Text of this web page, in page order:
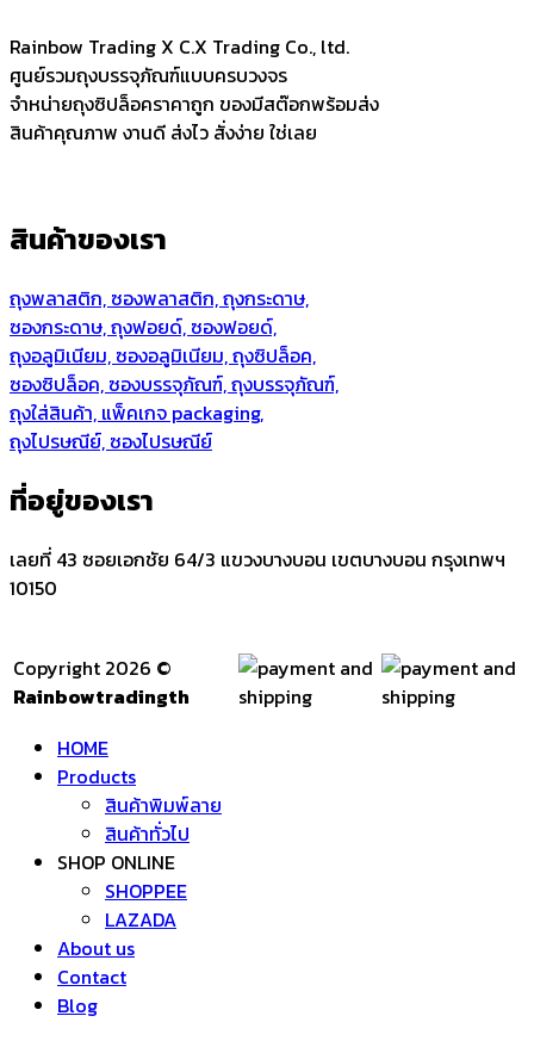
Rainbow Trading X C.X Trading Co., ltd.
ศูนย์รวมถุงบรรจุภัณฑ์แบบครบวงจร
จำหน่ายถุงซิปล็อคราคาถูก ของมีสต๊อกพร้อมส่ง
สินค้าคุณภาพ งานดี ส่งไว สั่งง่าย ใช่เลย
สินค้าของเรา
ถุงพลาสติก, ซองพลาสติก, ถุงกระดาษ,
ซองกระดาษ, ถุงฟอยด์, ซองฟอยด์,
ถุงอลูมิเนียม, ซองอลูมิเนียม, ถุงซิปล็อค,
ซองซิปล็อค, ซองบรรจุภัณฑ์, ถุงบรรจุภัณฑ์,
ถุงใส่สินค้า, แพ็คเกจ packaging,
ถุงไปรษณีย์, ซองไปรษณีย์
ที่อยู่ของเรา
เลยที่ 43 ซอยเอกชัย 64/3 แขวงบางบอน เขตบางบอน กรุงเทพฯ
10150
Copyright 2026 ©
Rainbowtradingth
HOME
Products
สินค้าพิมพ์ลาย
สินค้าทั่วไป
SHOP ONLINE
SHOPPEE
LAZADA
About us
Contact
Blog